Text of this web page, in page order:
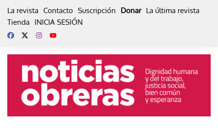
La revista Contacto Suscripción Donar La última revista
Tienda
INICIA SESIÓN